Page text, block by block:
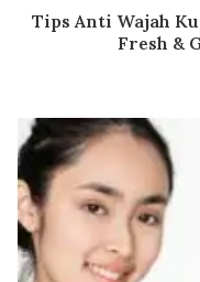
Tips Anti Wajah
Fresh &